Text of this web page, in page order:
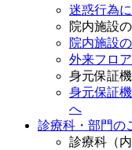
迷惑行為
院内施設
院内施設
外来フロ
身元保証
身元保証
へ
診療科・部門の
診療科（内